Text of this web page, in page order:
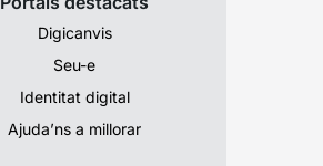
Digicanvis
Seu-e
Identitat digital
Ajuda’ns a millorar